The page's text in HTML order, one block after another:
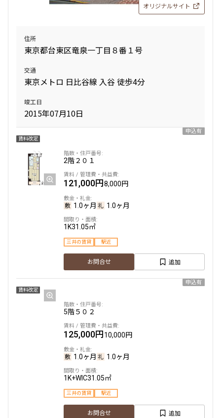
オリジナルサイト
住所
東京都台東区竜泉一丁目８番１号
交通
東京メトロ 日比谷線 入谷 徒歩4分
竣工日
2015年07月10日
賃料改定
申込有
2階２０１
121,000円8,000円
1.0ヶ月 1.0ヶ月
1K31.05㎡
三井の賃貸 駅近
お問合せ 追加
賃料改定
申込有
5階５０２
125,000円10,000円
1.0ヶ月 1.0ヶ月
1K+WIC31.05㎡
三井の賃貸 駅近
お問合せ 追加